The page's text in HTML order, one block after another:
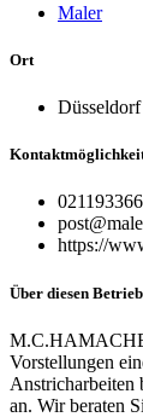
Maler
Ort
Düsseldorf
https://
Über diesen Betrieb
Vorstellungen
Anstricharbeiten
an. Wir beraten